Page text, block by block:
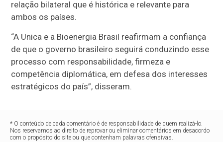
relação bilateral que é histórica e relevante para
ambos os países.
“A Unica e a Bioenergia Brasil reafirmam a confiança
de que o governo brasileiro seguirá conduzindo esse
processo com responsabilidade, firmeza e
competência diplomática, em defesa dos interesses
estratégicos do país”, disseram.
* O conteúdo de cada comentário é de responsabilidade de quem realizá-lo.
Nos reservamos ao direito de reprovar ou eliminar comentários em desacordo
com o propósito do site ou que contenham palavras ofensivas.